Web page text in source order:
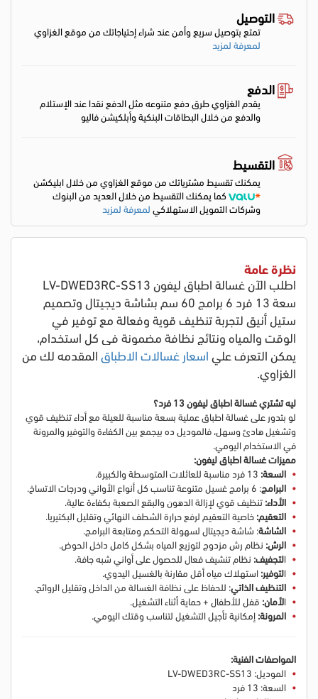
التوصيل
تمتع بتوصيل سريع وأمن عند شراء إحتياجاتك من موقع الغزاوي
لمعرفة لمزيد
الدفع
يقدم الغزاوي طرق دفع متنوعه مثل الدفع نقدا عند الإستلام
والدفع من خلال البطاقات البنكية وأبلكيشن فاليو
التقسيط
يمكنك تقسيط مشترياتك من موقع الغزاوي من خلال ابليكشن
كما يمكنك التقسيط من خلال العديد من البنوك
وشركات التمويل الاستهلاكيلمعرفة لمزيد
نظرة عامة
اطلب الآن غسالة اطباق ليفون LV-DWED3RC-SS13
سعة 13 فرد 6 برامج 60 سم بشاشة ديجيتال وتصميم
ستيل أنيق لتجربة تنظيف قوية وفعالة مع توفير في
الوقت والمياه ونتائج نظافة مضمونة في كل استخدام،
يمكن التعرف علي اسعار غسالات الاطباقالمقدمه لك من
الغزاوي.
ليه تشتري غسالة اطباق ليفون 13 فرد؟
لو بتدور على غسالة اطباق عملية بسعة مناسبة للعيلة مع أداء تنظيف قوي
وتشغيل هادئ وسهل، فالموديل ده بيجمع بين الكفاءة والتوفير والمرونة
في الاستخدام اليومي.
مميزات غسالة اطباق ليفون:
السعة:
البرامج: 6 برامج غسيل متنوعة تناسب كل أنواع الأواني ودرجات الاتساخ.
الأداء:تنظيف قوي لإزالة الدهون والبقع الصعبة بكفاءة عالية.
التعقيم:خاصية التعقيم لرفع حرارة الشطف النهائي وتقليل البكتيريا.
الشاشة: شاشة ديجيتال لسهولة التحكم ومتابعة البرامج.
الرش: نظام رش مزدوج لتوزيع المياه بشكل كامل داخل الحوض.
التجفيف: نظام تنشيف فعال للحصول على أواني شبه جافة.
التوفير:استهلاك مياه أقل مقارنة بالغسيل اليدوي.
التنظيف الذاتي: للحفاظ على نظافة الغسالة من الداخل وتقليل الروائح.
الأمان: قفل للأطفال + حماية أثناء التشغيل.
المرونة:إمكانية تأجيل التشغيل لتناسب وقتك اليومي.
المواصفات الفنية:
الموديل: LV-DWED3RC-SS13
السعة: 13 فرد